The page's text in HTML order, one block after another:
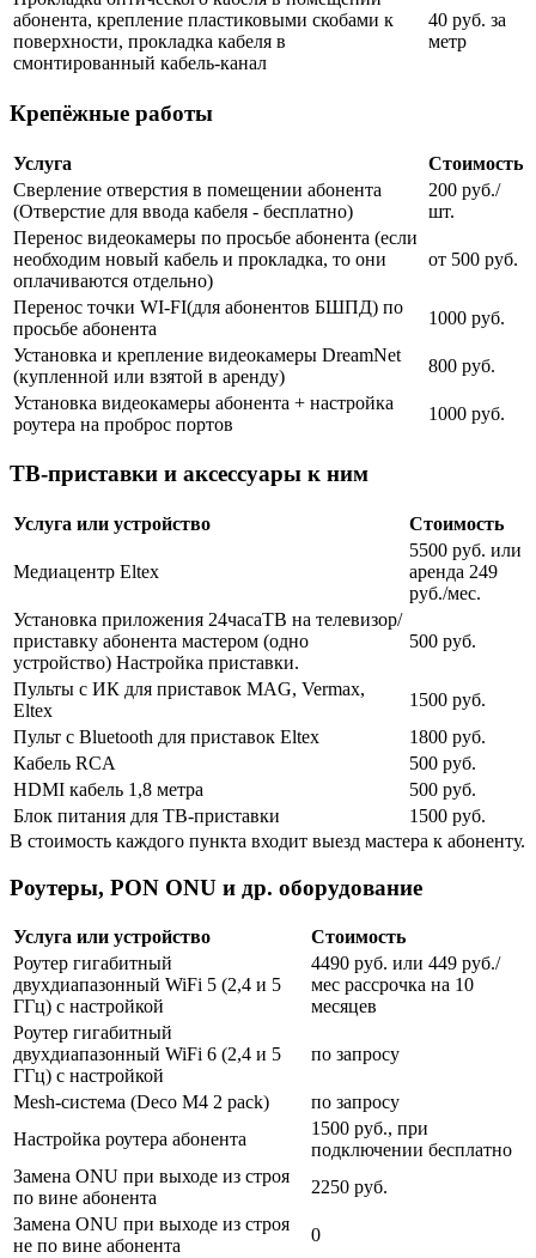
абонента, крепление пластиковыми скобами к
поверхности, прокладка кабеля в
смонтированный кабель-канал
40 руб. за
метр
Крепёжные работы
Услуга
Стоимость
Сверление отверстия в помещении абонента
(Отверстие для ввода кабеля - бесплатно)
200 руб./
шт.
Перенос видеокамеры по просьбе абонента (если
необходим новый кабель и прокладка, то они
оплачиваются отдельно)
от 500 руб.
Перенос точки WI-FI(для абонентов БШПД) по
просьбе абонента
1000 руб.
Установка и крепление видеокамеры DreamNet
(купленной или взятой в аренду)
800 руб.
Установка видеокамеры абонента + настройка
роутера на проброс портов
1000 руб.
ТВ-приставки и аксессуары к ним
Услуга или устройство Стоимость
Медиацентр Eltex
5500 руб. или
аренда 249
руб./мес.
Установка приложения 24часаТВ на телевизор/
приставку абонента мастером (одно
устройство) Настройка приставки.
500 руб.
Пульты с ИК для приставок MAG, Vermax,
Eltex
1500 руб.
Пульт с Bluetooth для приставок Eltex
1800 руб.
Кабель RCA
500 руб.
HDMI кабель 1,8 метра
500 руб.
Блок питания для ТВ-приставки
1500 руб.
В стоимость каждого пункта входит выезд мастера к абоненту.
Роутеры, PON ONU и др. оборудование
Услуга или устройство
Стоимость
Роутер гигабитный
двухдиапазонный WiFi 5 (2,4 и 5
ГГц) с настройкой
4490 руб. или 449 руб./
мес рассрочка на 10
месяцев
Роутер гигабитный
двухдиапазонный WiFi 6 (2,4 и 5
ГГц) с настройкой
по запросу
Mesh-система (Deco M4 2 pack)
по запросу
Настройка роутера абонента
1500 руб., при
подключении бесплатно
Замена ONU при выходе из строя
по вине абонента
2250 руб.
Замена ONU при выходе из строя
не по вине абонента
0